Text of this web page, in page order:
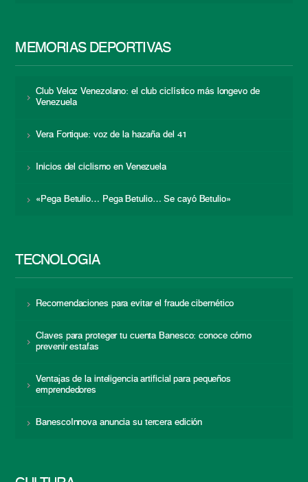
MEMORIAS DEPORTIVAS
Club Veloz Venezolano: el club ciclístico más longevo de
Venezuela
Vera Fortique: voz de la hazaña del 41
Inicios del ciclismo en Venezuela
«Pega Betulio… Pega Betulio… Se cayó Betulio»
TECNOLOGÍA
Recomendaciones para evitar el fraude cibernético
Claves para proteger tu cuenta Banesco: conoce cómo
prevenir estafas
Ventajas de la inteligencia artificial para pequeños
emprendedores
BanescoInnova anuncia su tercera edición